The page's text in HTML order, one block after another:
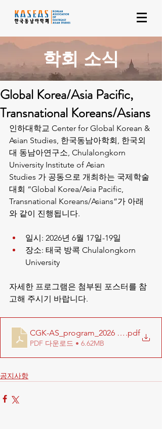
학회 소식
Global Korea/Asia Pacific,
Transnational Koreans/Asians
인하대학교 Center for Global Korean &
Asian Studies, 한국동남아학회, 한국외
대 동남아연구소, Chulalongkorn
University Institute of Asian
Studies 가 공동으로 개최하는 국제학술
대회 “Global Korea/Asia Pacific,
Transnational Koreans/Asians”가 아래
와 같이 진행됩니다.
일시: 2026년 6월 17일-19일
장소: 태국 방콕 Chulalongkorn
University
자세한 프로그램은 첨부된 포스터를 참
고해 주시기 바랍니다.
CGK-AS_program_2026 (최종)
.pdf
PDF 다운로드 • 6.62MB
공지사항